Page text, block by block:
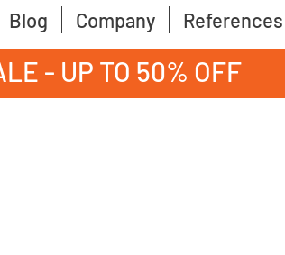
Blog Company References
- UP TO 50% OFF